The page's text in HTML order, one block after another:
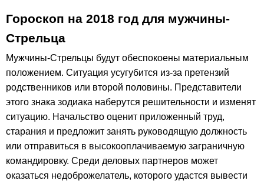
Гороскоп на 2018 год для мужчины-
Стрельца
Мужчины-Стрельцы будут обеспокоены материальным
положением. Ситуация усугубится из-за претензий
родственников или второй половины. Представители
этого знака зодиака наберутся решительности и изменят
ситуацию. Начальство оценит приложенный труд,
старания и предложит занять руководящую должность
или отправиться в высокооплачиваемую заграничную
командировку. Среди деловых партнеров может
оказаться недоброжелатель, которого удастся вывести